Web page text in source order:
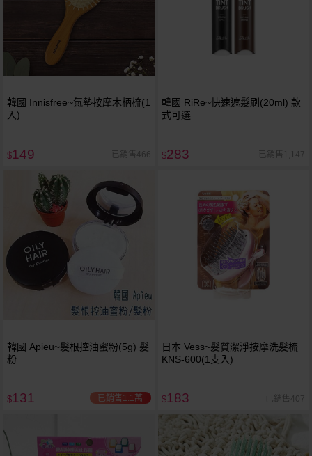
韓國 Innisfree~氣墊按摩木柄梳(1
入)
$149 已銷售466
韓國 RiRe~快速遮髮刷(20ml) 款
式可選
$283 已銷售1,147
韓國 Apieu~髮根控油蜜粉(5g) 髮
粉
$131 已銷售1.1萬
日本 Vess~髮質潔淨按摩洗髮梳
KNS-600(1支入)
$183 已銷售407